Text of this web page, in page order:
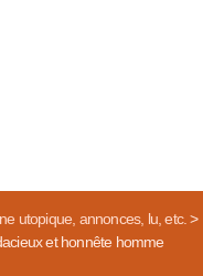
utopique, annonces, lu, etc.>
et honnête homme